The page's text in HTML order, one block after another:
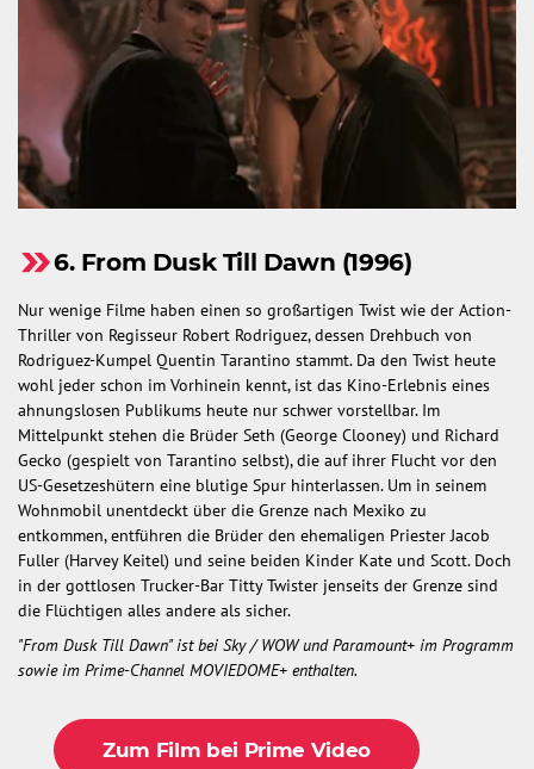
6. From Dusk Till Dawn (1996)
Nur wenige Filme haben einen so großartigen Twist wie der Action-
Thriller von Regisseur Robert Rodriguez, dessen Drehbuch von
Rodriguez-Kumpel Quentin Tarantino stammt. Da den Twist heute
wohl jeder schon im Vorhinein kennt, ist das Kino-Erlebnis eines
ahnungslosen Publikums heute nur schwer vorstellbar. Im
Mittelpunkt stehen die Brüder Seth (George Clooney) und Richard
Gecko (gespielt von Tarantino selbst), die auf ihrer Flucht vor den
US-Gesetzeshütern eine blutige Spur hinterlassen. Um in seinem
Wohnmobil unentdeckt über die Grenze nach Mexiko zu
entkommen, entführen die Brüder den ehemaligen Priester Jacob
Fuller (Harvey Keitel) und seine beiden Kinder Kate und Scott. Doch
in der gottlosen Trucker-Bar Titty Twister jenseits der Grenze sind
die Flüchtigen alles andere als sicher.
"From Dusk Till Dawn" ist bei Sky / WOW und Paramount+ im Programm
sowie im Prime-Channel MOVIEDOME+ enthalten.
Zum Film bei Prime Video